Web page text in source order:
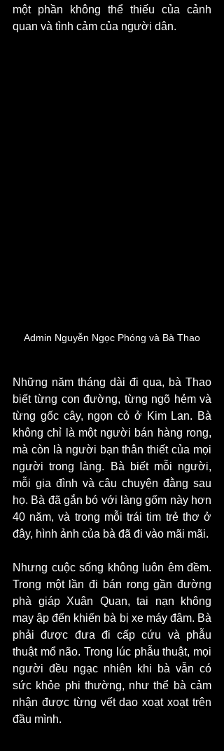
một phần không thể thiếu của cảnh
quan và tình cảm của người dân.
Admin Nguyễn Ngọc Phóng và Bà Thao
Những năm tháng dài đi qua, bà Thao
biết từng con đường, từng ngõ hẻm và
từng gốc cây, ngọn cỏ ở Kim Lan. Bà
không chỉ là một người bán hàng rong,
mà còn là người bạn thân thiết của mọi
người trong làng. Bà biết mỗi người,
mỗi gia đình và câu chuyện đằng sau
họ. Bà đã gắn bó với làng gốm này hơn
40 năm, và trong mỗi trái tim trẻ thơ ở
đây, hình ảnh của bà đã đi vào mãi mãi.
Nhưng cuộc sống không luôn êm đềm.
Trong một lần đi bán rong gần đường
phà giáp Xuân Quan, tai nạn không
may ập đến khiến bà bị xe máy đâm. Bà
phải được đưa đi cấp cứu và phẫu
thuật mổ não. Trong lúc phẫu thuật, mọi
người đều ngạc nhiên khi bà vẫn có
sức khỏe phi thường, như thể bà cảm
nhận được từng vết dao xoạt xoạt trên
đầu mình.